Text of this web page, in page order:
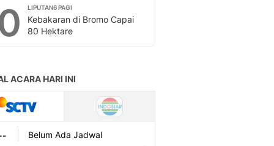
LIPUTAN6 PAGI
Kebakaran di Bromo Capai
80 Hektare